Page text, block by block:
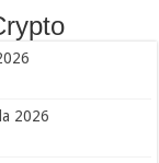
2026